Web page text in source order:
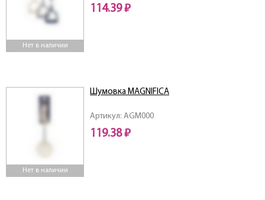
Нет в наличии
114.39 ₽
Нет в наличии
Артикул: AGM000
Шумовка MAGNIFICA
119.38 ₽